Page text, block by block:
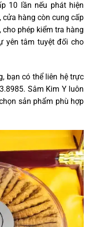
10 lần nếu phát hiện
cửa hàng còn cung cấp
phép kiểm tra hàng
yên tâm tuyệt đối cho
bạn có thể liên hệ trực
Sâm Kim Y luôn
sản phẩm phù hợp